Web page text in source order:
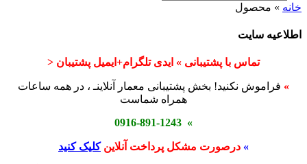
خانه » محصول
اطلاعیه سایت
تماس با پشتیبانی » ایدی تلگرام+ایمیل پشتیبان <
» فراموش نکنید! بخش پشتیبانی معمار آنلاینـ ، در همه ساعات
همراه شماست
» 0916-891-1243
» درصورت مشکل پرداخت آنلاینکلیک کنید